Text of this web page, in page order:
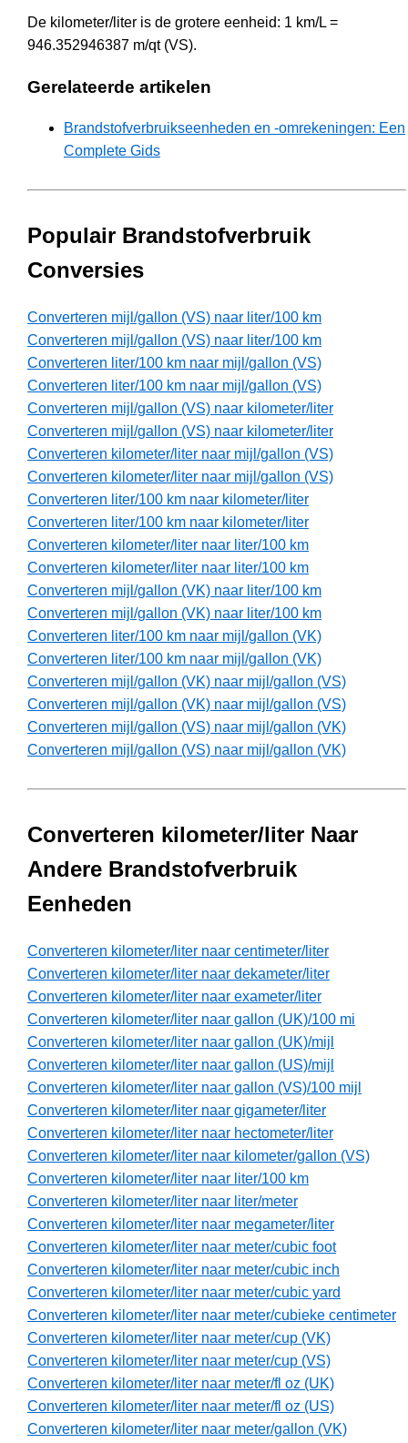
De kilometer/liter is de grotere eenheid: 1 km/L =
946.352946387 m/qt (VS).
Gerelateerde artikelen
Brandstofverbruikseenheden en -omrekeningen: Een
Complete Gids
Populair Brandstofverbruik
Conversies
Converteren mijl/gallon (VS) naar liter/100 km
Converteren mijl/gallon (VS) naar liter/100 km
Converteren liter/100 km naar mijl/gallon (VS)
Converteren liter/100 km naar mijl/gallon (VS)
Converteren mijl/gallon (VS) naar kilometer/liter
Converteren mijl/gallon (VS) naar kilometer/liter
Converteren kilometer/liter naar mijl/gallon (VS)
Converteren kilometer/liter naar mijl/gallon (VS)
Converteren liter/100 km naar kilometer/liter
Converteren liter/100 km naar kilometer/liter
Converteren kilometer/liter naar liter/100 km
Converteren kilometer/liter naar liter/100 km
Converteren mijl/gallon (VK) naar liter/100 km
Converteren mijl/gallon (VK) naar liter/100 km
Converteren liter/100 km naar mijl/gallon (VK)
Converteren liter/100 km naar mijl/gallon (VK)
Converteren mijl/gallon (VK) naar mijl/gallon (VS)
Converteren mijl/gallon (VK) naar mijl/gallon (VS)
Converteren mijl/gallon (VS) naar mijl/gallon (VK)
Converteren mijl/gallon (VS) naar mijl/gallon (VK)
Converteren kilometer/liter Naar
Andere Brandstofverbruik
Eenheden
Converteren kilometer/liter naar centimeter/liter
Converteren kilometer/liter naar dekameter/liter
Converteren kilometer/liter naar exameter/liter
Converteren kilometer/liter naar gallon (UK)/100 mi
Converteren kilometer/liter naar gallon (UK)/mijl
Converteren kilometer/liter naar gallon (US)/mijl
Converteren kilometer/liter naar gallon (VS)/100 mijl
Converteren kilometer/liter naar gigameter/liter
Converteren kilometer/liter naar hectometer/liter
Converteren kilometer/liter naar kilometer/gallon (VS)
Converteren kilometer/liter naar liter/100 km
Converteren kilometer/liter naar liter/meter
Converteren kilometer/liter naar megameter/liter
Converteren kilometer/liter naar meter/cubic foot
Converteren kilometer/liter naar meter/cubic inch
Converteren kilometer/liter naar meter/cubic yard
Converteren kilometer/liter naar meter/cubieke centimeter
Converteren kilometer/liter naar meter/cup (VK)
Converteren kilometer/liter naar meter/cup (VS)
Converteren kilometer/liter naar meter/fl oz (UK)
Converteren kilometer/liter naar meter/fl oz (US)
Converteren kilometer/liter naar meter/gallon (VK)